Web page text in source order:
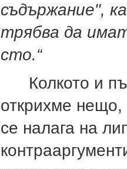
съдържание",
трябва да
сто.“
Колкото и
открихме нещо,
се налага на